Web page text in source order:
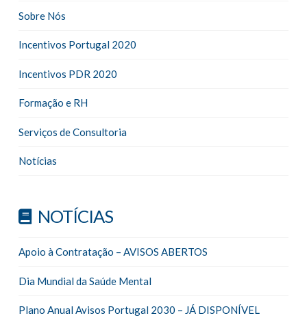
Sobre Nós
Incentivos Portugal 2020
Incentivos PDR 2020
Formação e RH
Serviços de Consultoria
Notícias
NOTÍCIAS
Apoio à Contratação – AVISOS ABERTOS
Dia Mundial da Saúde Mental
Plano Anual Avisos Portugal 2030 – JÁ DISPONÍVEL